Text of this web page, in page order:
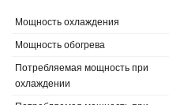
Мощность охлаждения
Мощность обогрева
Потребляемая мощность при
охлаждении